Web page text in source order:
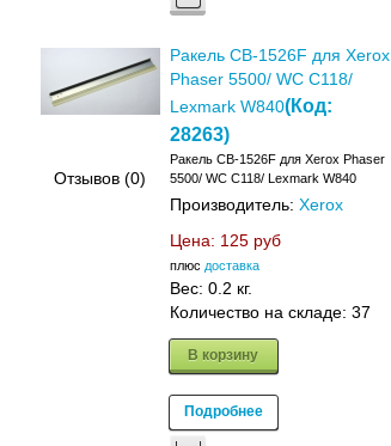
Отзывов (0)
Ракель CB-1526F для Xerox
Phaser 5500/ WC C118/
Lexmark W840(Код:
28263)
Ракель CB-1526F для Xerox Phaser
5500/ WC C118/ Lexmark W840
Производитель: Xerox
Цена: 125 руб
плюс доставка
Вес: 0.2 кг.
Количество на складе: 37
В корзину
Подробнее